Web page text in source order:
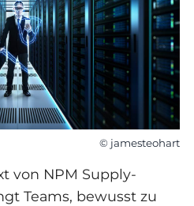
© jamesteohart
von NPM Supply-
Teams, bewusst zu